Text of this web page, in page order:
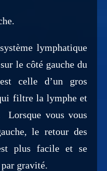
lymphatique
le côté gauche du
celle d’un gros
filtre la lymphe et
vous vous
le retour des
plus facile et se
gravité.